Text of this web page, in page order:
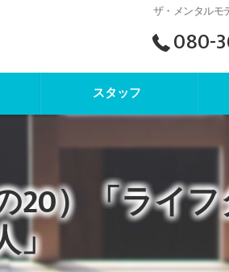
ザ・メンタルモ
080-
スタッフ
寺
）「ライ
」